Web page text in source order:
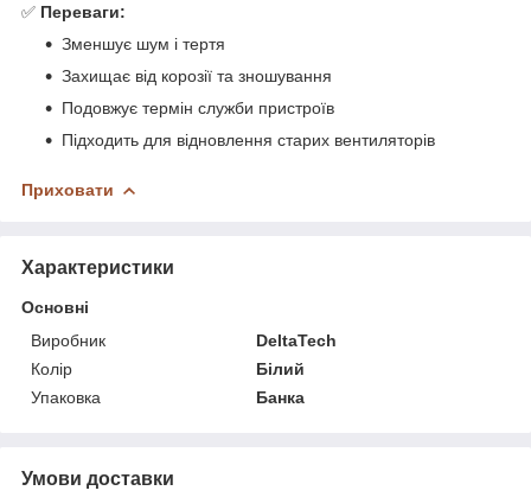
✅ Переваги:
Зменшує шум і тертя
Захищає від корозії та зношування
Подовжує термін служби пристроїв
Підходить для відновлення старих вентиляторів
Приховати
Характеристики
Основні
Виробник
DeltaTech
Колір
Білий
Упаковка
Банка
Умови доставки